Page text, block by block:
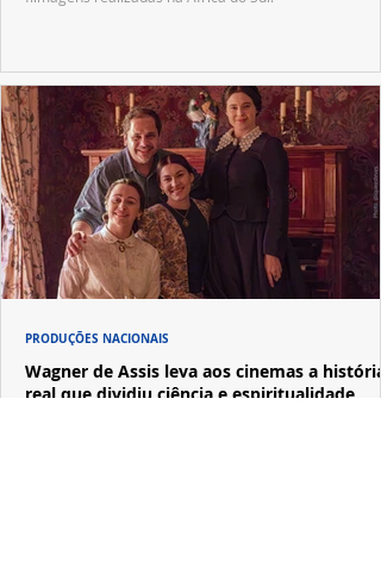
Wagner de Assis leva aos cinemas a história
real que dividiu ciência e espiritualidade
PRODUÇÕES NACIONAIS